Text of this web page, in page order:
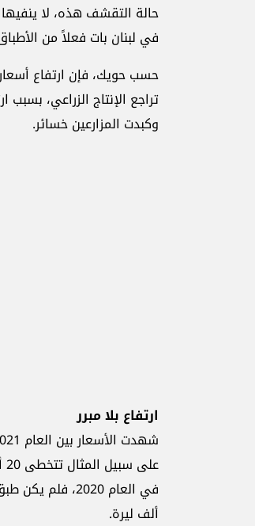
حالة التقشف هذه، لا
في لبنان بات فعلاً من
حسب حويك، فإن ارتفاع
تراجع الإنتاج الزراعي،
وكبدت المزارعين خسائر.
ارتفاع بلا مبرر
ألف ليرة.